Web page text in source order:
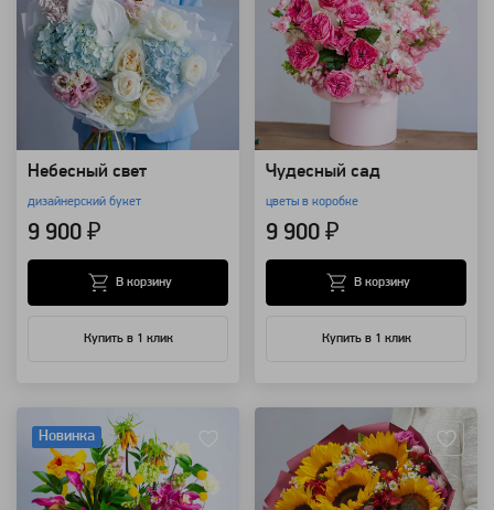
Небесный свет
дизайнерский букет
9 900 ₽
Купить в 1 клик
В корзину
Чудесный сад
цветы в коробке
9 900 ₽
Купить в 1 клик
В корзину
Новинка